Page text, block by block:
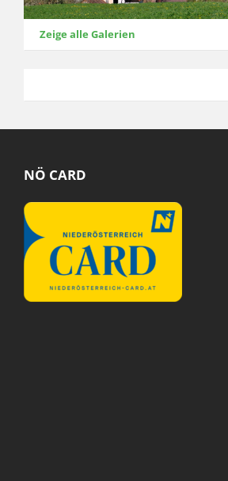
Zeige alle Galerien
NÖ CARD